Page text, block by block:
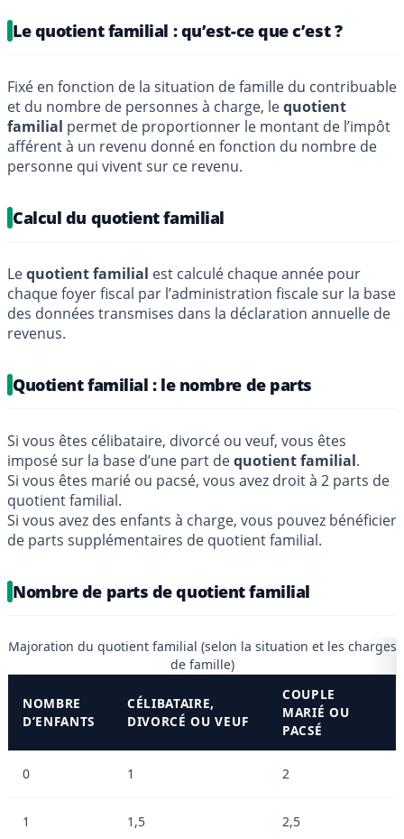
Le quotient familial : qu’est-ce que c’est ?
Fixé en fonction de la situation de famille du contribuable
et du nombre de personnes à charge, lequotient
familial permet de proportionner le montant de l’impôt
afférent à un revenu donné en fonction du nombre de
personne qui vivent sur ce revenu.
Calcul du quotient familial
Lequotient familial est calculé chaque année pour
chaque foyer fiscal par l’administration fiscale sur la base
des données transmises dans la déclaration annuelle de
revenus.
Quotient familial : le nombre de parts
Si vous êtes célibataire, divorcé ou veuf, vous êtes
imposé sur la base d’une part dequotient familial.
Si vous êtes marié ou pacsé, vous avez droit à 2 parts de
quotient familial.
Si vous avez des enfants à charge, vous pouvez bénéficier
de parts supplémentaires de quotient familial.
Nombre de parts de quotient familial
Majoration du quotient familial (selon la situation et les charges
de famille)
NOMBRE
D’ENFANTS
CÉLIBATAIRE,
DIVORCÉ OU VEUF
COUPLE
MARIÉ OU
PACSÉ
0 1 2
1 1,5 2,5